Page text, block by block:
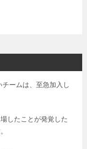
ームは、至急加入し
したことが発覚した